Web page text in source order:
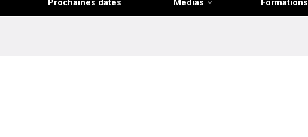
Prochaines dates Médias Formations